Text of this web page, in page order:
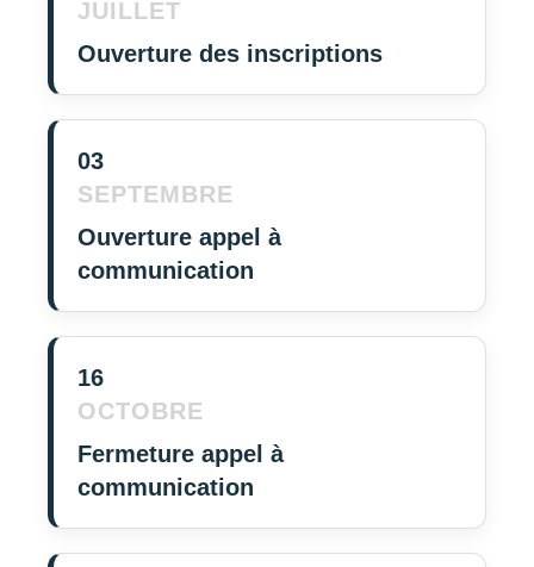
JUILLET
Ouverture des inscriptions
03
SEPTEMBRE
Ouverture appel à
communication
16
OCTOBRE
Fermeture appel à
communication